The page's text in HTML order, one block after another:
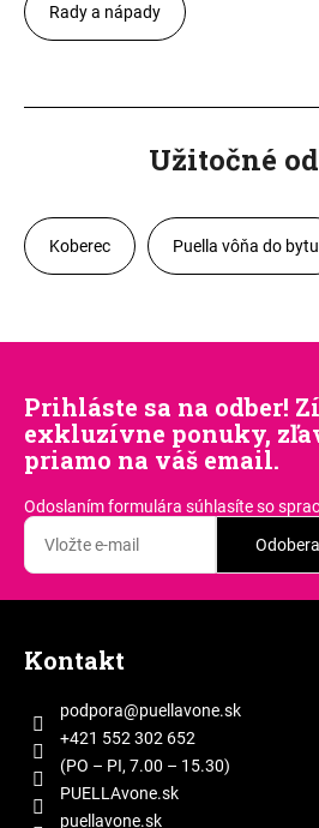
Rady a nápady
Užitočné
Koberec Puella vôňa do bytu
Prihláste sa na odber!
exkluzívne ponuky,
priamo na váš email.
Odoslaním formulára súhlasíteso
Kontakt
podpora@puellavone.sk
+421 552 302 652
(PO – PI, 7.00 – 15.30)
PUELLAvone.sk
puellavone.sk